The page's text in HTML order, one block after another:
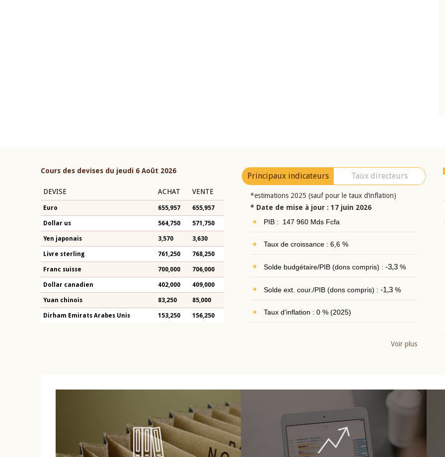
Cours des devises du jeudi 6 Août 2026
DEVISE ACHAT VENTE
Euro 655,957 655,957
Dollar us 564,750 571,750
Yen japonais 3,570 3,630
Livre sterling 761,250 768,250
Franc suisse 700,000 706,000
Dollar canadien 402,000 409,000
Yuan chinois 83,250 85,000
Dirham Emirats Arabes Unis 153,250 156,250
Principaux indicateurs Taux directeurs
*estimations 2025 (sauf pour le taux d’inflation)
* Date de mise à jour : 17 juin 2026
PIB : 147 960 Mds Fcfa
Taux de croissance : 6,6 %
Solde budgétaire/PIB (dons compris) : -3,3%
Solde ext. cour./PIB (dons compris) : -1,3%
Taux d'inflation : 0 % (2025)
Voir plus